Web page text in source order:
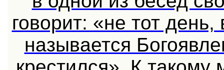
говорит: «не тот
называется